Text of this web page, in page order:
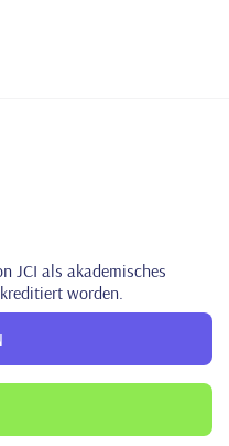
JCI als akademisches
worden.